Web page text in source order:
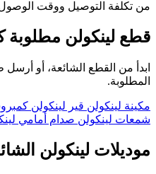
من تكلفة التوصيل ووقت
قطع لينكولن مطلوبة
ابدأ من القطع الشائعة، أو
المطلوبة.
مكينة لينكولن قير لينكولن
شمعات لينكولن صدام أمامي
موديلات لينكولن